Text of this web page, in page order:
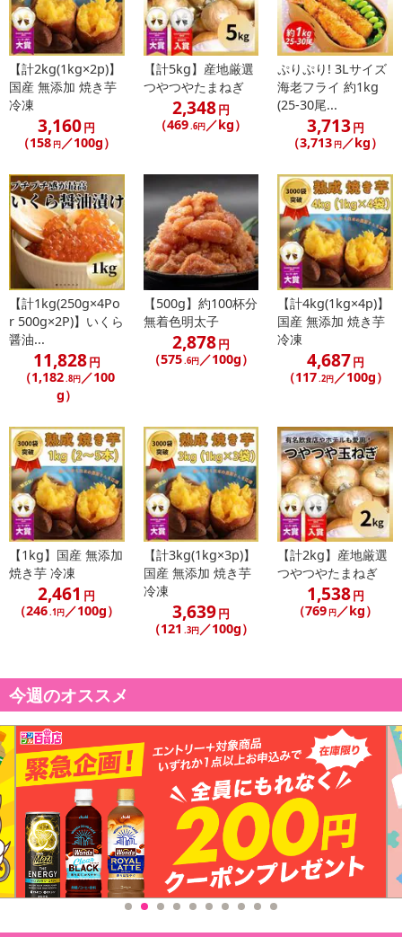
さい）
こちらの情報は2026年07月09日 時点での情報となります。
【計2kg(1kg×2p)】
国産 無添加 焼き芋
冷凍
3,160円
（158 円／100g）
【計5kg】産地厳選
つやつやたまねぎ
2,348円
（469.6円／kg）
ぷりぷり! 3Lサイズ
海老フライ 約1kg
(25-30尾...
3,713円
（3,713 円／kg）
【計1kg(250g×4Po
r 500g×2P)】いくら
醤油...
11,828円
（1,182 .8円／100
g）
【500g】約100杯分
無着色明太子
2,878円
（575 .6円／100g）
【計4kg(1kg×4p)】
国産 無添加 焼き芋
冷凍
4,687円
（117 .2円／100g）
【1kg】国産 無添加
焼き芋 冷凍
2,461 円
（246.1円／100g）
【計3kg(1kg×3p)】
国産 無添加 焼き芋
冷凍
3,639円
（121 .3円／100g）
【計2kg】産地厳選
つやつやたまねぎ
1,538円
（769 円／kg）
今週のオススメ